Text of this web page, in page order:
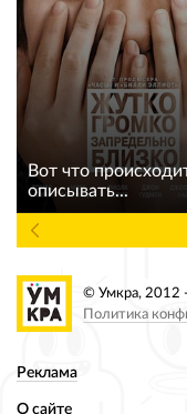
Вот что
описывать...
Реклама
О сайте
© Умкра, 2012
Политика